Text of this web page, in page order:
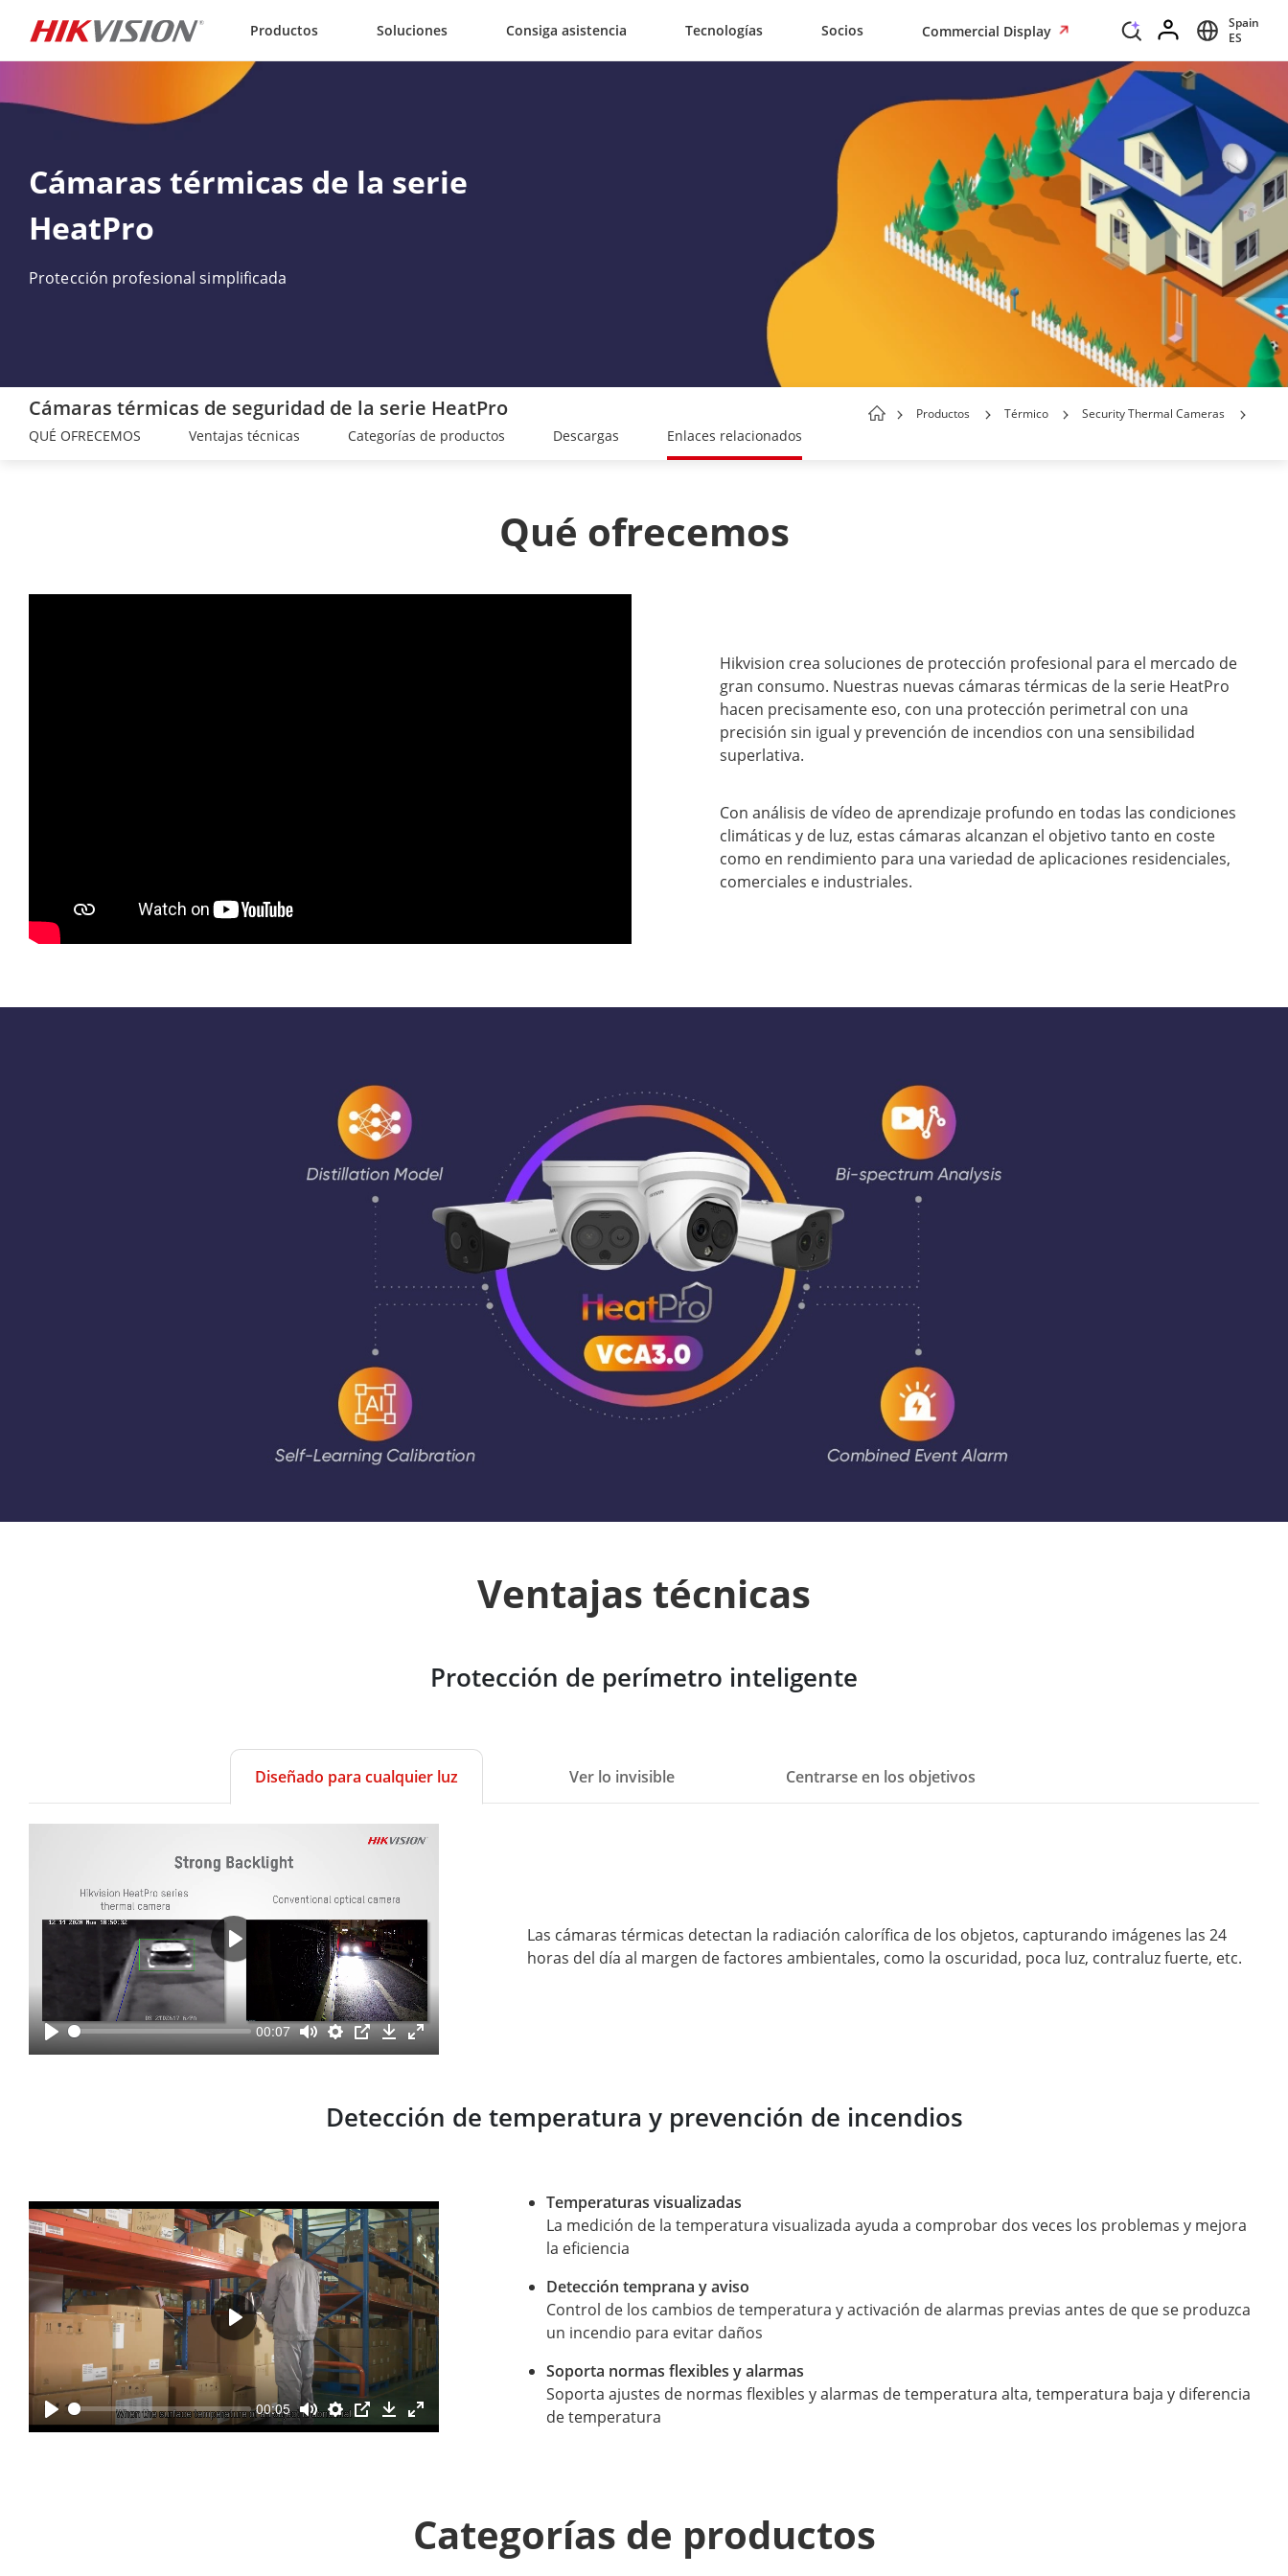
Productos Soluciones Consiga asistencia Tecnologías Socios Commercial Display
Spain
ES
Cámaras térmicas de la serie
HeatPro
Protección profesional simplificada
Cámaras térmicas de seguridad de la serie HeatPro Productos Térmico Security Thermal Cameras
QUÉ OFRECEMOS Ventajas técnicas Categorías de productos Descargas Enlaces relacionados
Qué ofrecemos
Hikvision crea soluciones de protección profesional para el mercado de
gran consumo. Nuestras nuevas cámaras térmicas de la serie HeatPro
hacen precisamente eso, con una protección perimetral con una
precisión sin igual y prevención de incendios con una sensibilidad
superlativa.
Con análisis de vídeo de aprendizaje profundo en todas las condiciones
climáticas y de luz, estas cámaras alcanzan el objetivo tanto en coste
como en rendimiento para una variedad de aplicaciones residenciales,
comerciales e industriales.
Ventajas técnicas
Protección de perímetro inteligente
Diseñado para cualquier luz Ver lo invisible Centrarse en los objetivos
00:07
Las cámaras térmicas detectan la radiación calorífica de los objetos, capturando imágenes las 24
horas del día al margen de factores ambientales, como la oscuridad, poca luz, contraluz fuerte, etc.
Detección de temperatura y prevención de incendios
00:05
Temperaturas visualizadas
La medición de la temperatura visualizada ayuda a comprobar dos veces los problemas y mejora
la eficiencia
Detección temprana y aviso
Control de los cambios de temperatura y activación de alarmas previas antes de que se produzca
un incendio para evitar daños
Soporta normas flexibles y alarmas
Soporta ajustes de normas flexibles y alarmas de temperatura alta, temperatura baja y diferencia
de temperatura
Categorías de productos